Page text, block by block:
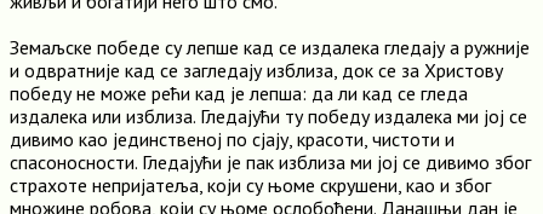
Земаљске победе су лепше кад се издалека гледају а ружније
и одвратније кад се загледају изблиза, док се за Христову
победу не може рећи кад је лепша: да ли кад се гледа
издалека или изблиза. Гледајући ту победу издалека ми јој се
дивимо као јединственој по сјају, красоти, чистоти и
спасоносности. Гледајући је пак изблиза ми јој се дивимо због
страхоте непријатеља, који су њоме скрушени, као и због
множине робова, који су њоме ослобођени. Данашњи дан је